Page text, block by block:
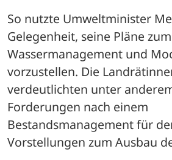
So nutzte Umweltminister
Gelegenheit, seine Pläne zum
Wassermanagement und
vorzustellen. Die
verdeutlichten unter
Forderungen nach einem
Bestandsmanagement für
Vorstellungen zum Ausbau